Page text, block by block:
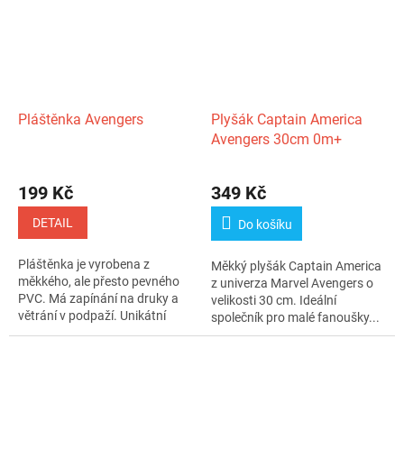
Pláštěnka Avengers
199 Kč
DETAIL
Pláštěnka je vyrobena z
měkkého, ale přesto pevného
PVC. Má zapínání na druky a
větrání v podpaží. Unikátní
vzor,...
Plyšák Captain America
Avengers 30cm 0m+
349 Kč
Do košíku
Měkký plyšák Captain America
z univerza Marvel Avengers o
velikosti 30 cm. Ideální
společník pro malé fanoušky...